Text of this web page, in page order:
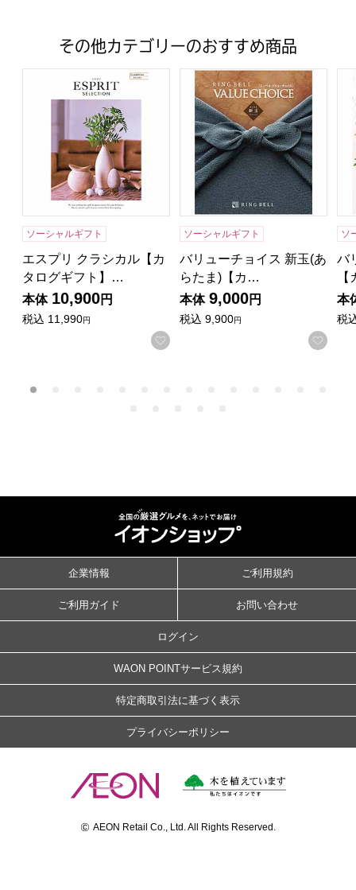
その他カテゴリーのおすすめ商品
エスプリ クラシカル【カタログギフト】【年間ギフト】
ソーシャルギフト
エスプリ クラシカル【カ
タログギフト】…
本体 10,900円
税込 11,990円
お気に入りに登録する
バリューチョイス 新玉(あら
ソーシャルギフト
バリューチョイス 新玉(あ
らたま)【カ…
本体 9,000円
税込 9,900円
お気
ソ
バ
本
税
企業情報 ご利用規約
ご利用ガイド お問い合わせ
ログイン
WAON POINTサービス規約
特定商取引法に基づく表示
プライバシーポリシー
© AEON Retail Co., Ltd. All Rights Reserved.